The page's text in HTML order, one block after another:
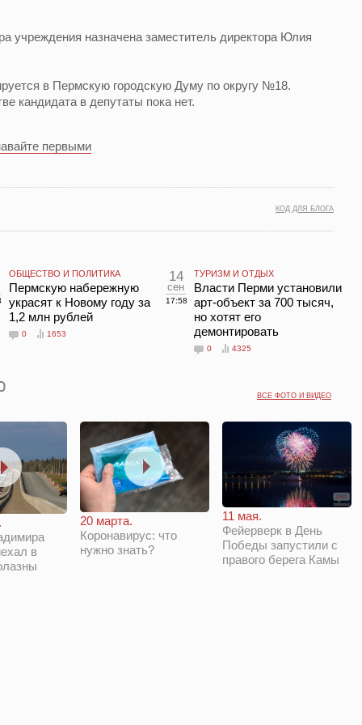
учреждения назначена заместитель директора Юлия
в Пермскую городскую Думу по округу №18.
кандидата в депутаты пока нет.
первыми
КОД ДЛЯ БЛОГА
ОБЩЕСТВО И ПОЛИТИКА
Пермскую набережную
украсят к Новому году за
1,2 млн рублей
0 1653
14
сен
17:58
ТУРИЗМ И ОТДЫХ
Власти Перми установили
арт-объект за 700 тысяч,
но хотят его
демонтировать
0 4325
ВСЕ ФОТО И ВИДЕО
в
20 марта.
Коронавирус: что
нужно знать?
11 мая.
Фейерверк в День
Победы запустили с
правого берега Камы